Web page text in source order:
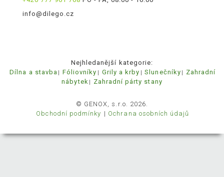
info@dilego.cz
Nejhledanější kategorie:
Dílna a stavba
Fóliovníky Grily a krby Slunečníky
Zahradní
nábytek
Zahradní párty stany
© GENOX, s.r.o. 2026.
Obchodní podmínky
Ochrana osobních údajů